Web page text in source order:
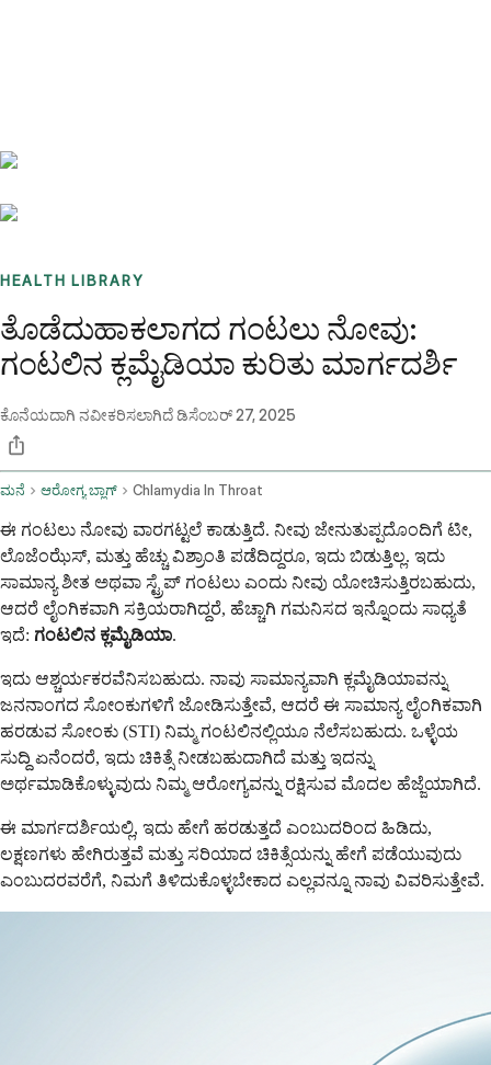
HEALTH LIBRARY
ತೊಡೆದುಹಾಕಲಾಗದ ಗಂಟಲು ನೋವು:
ಗಂಟಲಿನ ಕ್ಲಮೈಡಿಯಾ ಕುರಿತು ಮಾರ್ಗದರ್ಶಿ
ಕೊನೆಯದಾಗಿ ನವೀಕರಿಸಲಾಗಿದೆಡಿಸೆಂಬರ್ 27, 2025
ಮನೆ ಆರೋಗ್ಯ ಬ್ಲಾಗ್ Chlamydia In Throat
ಈ ಗಂಟಲು ನೋವು ವಾರಗಟ್ಟಲೆ ಕಾಡುತ್ತಿದೆ. ನೀವು ಜೇನುತುಪ್ಪದೊಂದಿಗೆ ಟೀ,
ಲೊಜೆಂಝೆಸ್, ಮತ್ತು ಹೆಚ್ಚು ವಿಶ್ರಾಂತಿ ಪಡೆದಿದ್ದರೂ, ಇದು ಬಿಡುತ್ತಿಲ್ಲ. ಇದು
ಸಾಮಾನ್ಯ ಶೀತ ಅಥವಾ ಸ್ಟ್ರೆಪ್ ಗಂಟಲು ಎಂದು ನೀವು ಯೋಚಿಸುತ್ತಿರಬಹುದು,
ಆದರೆ ಲೈಂಗಿಕವಾಗಿ ಸಕ್ರಿಯರಾಗಿದ್ದರೆ, ಹೆಚ್ಚಾಗಿ ಗಮನಿಸದ ಇನ್ನೊಂದು ಸಾಧ್ಯತೆ
ಇದೆ: ಗಂಟಲಿನ ಕ್ಲಮೈಡಿಯಾ.
ಇದು ಆಶ್ಚರ್ಯಕರವೆನಿಸಬಹುದು. ನಾವು ಸಾಮಾನ್ಯವಾಗಿ ಕ್ಲಮೈಡಿಯಾವನ್ನು
ಜನನಾಂಗದ ಸೋಂಕುಗಳಿಗೆ ಜೋಡಿಸುತ್ತೇವೆ, ಆದರೆ ಈ ಸಾಮಾನ್ಯ ಲೈಂಗಿಕವಾಗಿ
ಹರಡುವ ಸೋಂಕು (STI) ನಿಮ್ಮ ಗಂಟಲಿನಲ್ಲಿಯೂ ನೆಲೆಸಬಹುದು. ಒಳ್ಳೆಯ
ಸುದ್ದಿ ಏನೆಂದರೆ, ಇದು ಚಿಕಿತ್ಸೆ ನೀಡಬಹುದಾಗಿದೆ ಮತ್ತು ಇದನ್ನು
ಅರ್ಥಮಾಡಿಕೊಳ್ಳುವುದು ನಿಮ್ಮ ಆರೋಗ್ಯವನ್ನು ರಕ್ಷಿಸುವ ಮೊದಲ ಹೆಜ್ಜೆಯಾಗಿದೆ.
ಈ ಮಾರ್ಗದರ್ಶಿಯಲ್ಲಿ, ಇದು ಹೇಗೆ ಹರಡುತ್ತದೆ ಎಂಬುದರಿಂದ ಹಿಡಿದು,
ಲಕ್ಷಣಗಳು ಹೇಗಿರುತ್ತವೆ ಮತ್ತು ಸರಿಯಾದ ಚಿಕಿತ್ಸೆಯನ್ನು ಹೇಗೆ ಪಡೆಯುವುದು
ಎಂಬುದರವರೆಗೆ, ನಿಮಗೆ ತಿಳಿದುಕೊಳ್ಳಬೇಕಾದ ಎಲ್ಲವನ್ನೂ ನಾವು ವಿವರಿಸುತ್ತೇವೆ.